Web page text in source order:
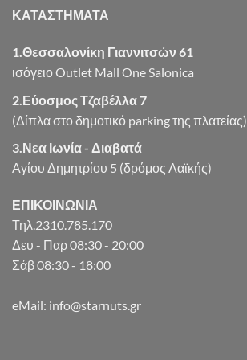
ΚΑΤΑΣΤΗΜΑΤΑ
1.Θεσσαλονίκη Γιαννιτσών 61
ισόγειο Outlet Mall One Salonica
2.Εύοσμος Τζαβέλλα 7
(Δίπλα στο δημοτικό parking της πλατείας)
3.Νεα Ιωνία - Διαβατά
Αγίου Δημητρίου 5 (δρόμος Λαϊκής)
ΕΠΙΚΟΙΝΩΝΙΑ
Τηλ.2310.785.170
Δευ - Παρ 08:30 - 20:00
Σάβ 08:30 - 18:00
eMail: info@starnuts.gr